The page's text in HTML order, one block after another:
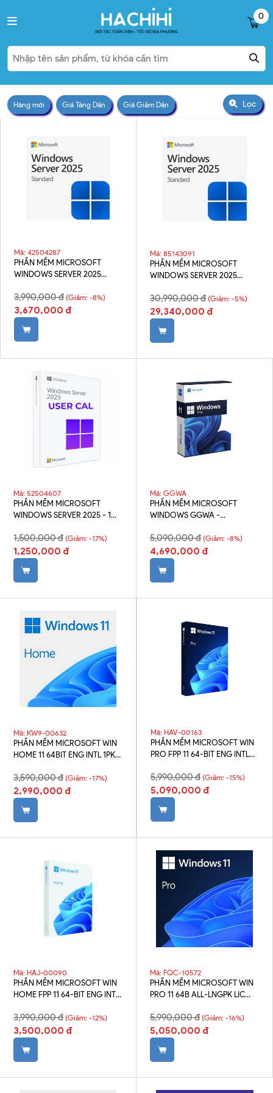
0
Hàng mới Giá Tăng Dần Giá Giảm Dần Lọc
Mã: 42504287
PHẦN MỀM MICROSOFT
WINDOWS SERVER 2025
PACK
3,990,000 đ (Giảm: -8%)
3,670,000 đ
Mã: 85143091
PHẦN MỀM MICROSOFT
WINDOWS SERVER 2025
PACK
30,990,000 đ (Giảm: -5%)
29,340,000 đ
Mã: 52504607
PHẦN MỀM MICROSOFT
WINDOWS SERVER 2025 - 1
1,500,000 đ (Giảm: -17%)
1,250,000 đ
Mã: GGWA
PHẦN MỀM MICROSOFT
WINDOWS GGWA -
LEGALIZATION GET GENUINE
5,090,000 đ (Giảm: -8%)
4,690,000 đ
Mã: KW9-00632
PHẦN MỀM MICROSOFT WIN
HOME 11 64BIT ENG INTL 1PK
3,590,000 đ (Giảm: -17%)
2,990,000 đ
Mã: HAV-00163
PHẦN MỀM MICROSOFT WIN
PRO FPP 11 64-BIT ENG INTL
5,990,000 đ (Giảm: -15%)
5,090,000 đ
Mã: HAJ-00090
PHẦN MỀM MICROSOFT WIN
HOME FPP 11 64-BIT ENG INTL
3,990,000 đ (Giảm: -12%)
3,500,000 đ
Mã: FQC-10572
PHẦN MỀM MICROSOFT WIN
PRO 11 64B ALL-LNGPK LIC
5,990,000 đ (Giảm: -16%)
5,050,000 đ